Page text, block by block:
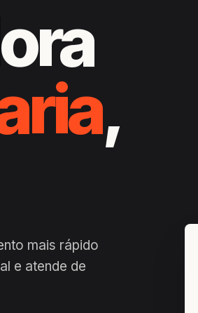
,
mais rápido
e atende de